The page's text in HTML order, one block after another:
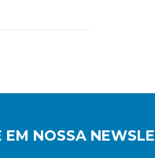
EM NOSSA